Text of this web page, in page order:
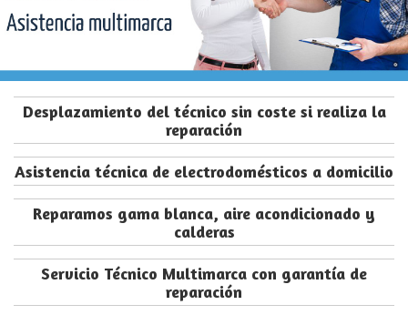
Desplazamiento del técnico sin coste si realiza la
reparación
Asistencia técnica de electrodomésticos a domicilio
Reparamos gama blanca, aire acondicionado y
calderas
Servicio Técnico Multimarca con garantía de
reparación